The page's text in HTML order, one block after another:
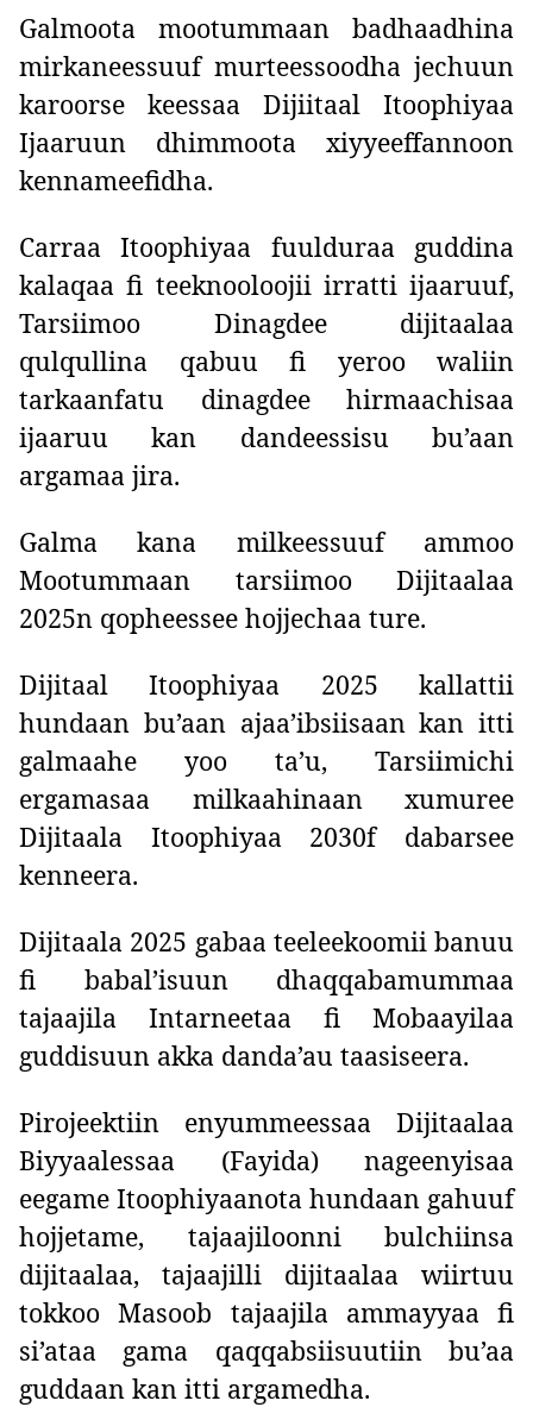
Galmoota mootummaan badhaadhina
mirkaneessuuf murteessoodha jechuun
karoorse keessaa Dijiitaal Itoophiyaa
Ijaaruun dhimmoota xiyyeeffannoon
kennameefidha.
Carraa Itoophiyaa fuulduraa guddina
kalaqaa fi teeknooloojii irratti ijaaruuf,
Tarsiimoo Dinagdee dijitaalaa
qulqullina qabuu fi yeroo waliin
tarkaanfatu dinagdee hirmaachisaa
ijaaruu kan dandeessisu bu’aan
argamaa jira.
Galma kana milkeessuuf ammoo
Mootummaan tarsiimoo Dijitaalaa
2025n qopheessee hojjechaa ture.
Dijitaal Itoophiyaa 2025 kallattii
hundaan bu’aan ajaa’ibsiisaan kan itti
galmaahe yoo ta’u, Tarsiimichi
ergamasaa milkaahinaan xumuree
Dijitaala Itoophiyaa 2030f dabarsee
kenneera.
Dijitaala 2025 gabaa teeleekoomii banuu
fi babal’isuun dhaqqabamummaa
tajaajila Intarneetaa fi Mobaayilaa
guddisuun akka danda’au taasiseera.
Pirojeektiin enyummeessaa Dijitaalaa
Biyyaalessaa (Fayida) nageenyisaa
eegame Itoophiyaanota hundaan gahuuf
hojjetame, tajaajiloonni bulchiinsa
dijitaalaa, tajaajilli dijitaalaa wiirtuu
tokkoo Masoob tajaajila ammayyaa fi
si’ataa gama qaqqabsiisuutiin bu’aa
guddaan kan itti argamedha.